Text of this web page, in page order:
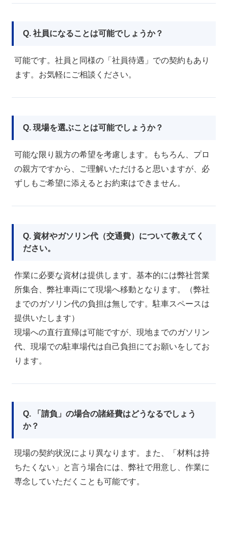
Q. 社員になることは可能でしょうか？
可能です。社員と同様の「社員待遇」での契約もあり
ます。お気軽にご相談ください。
Q. 現場を選ぶことは可能でしょうか？
可能な限り親方の希望を考慮します。もちろん、プロ
の親方ですから、ご理解いただけると思いますが、必
ずしもご希望に添えるとお約束はできません。
Q. 資材やガソリン代（交通費）について教えてく
ださい。
作業に必要な資材は提供します。基本的には弊社営業
所集合、弊社車両にて現場へ移動となります。（弊社
までのガソリン代の負担は無しです。駐車スペースは
提供いたします）
現場への直行直帰は可能ですが、現地までのガソリン
代、現場での駐車場代は自己負担にてお願いをしてお
ります。
Q. 「請負」の場合の諸経費はどうなるでしょう
か？
現場の契約状況により異なります。また、「材料は持
ちたくない」と言う場合には、弊社で用意し、作業に
専念していただくことも可能です。